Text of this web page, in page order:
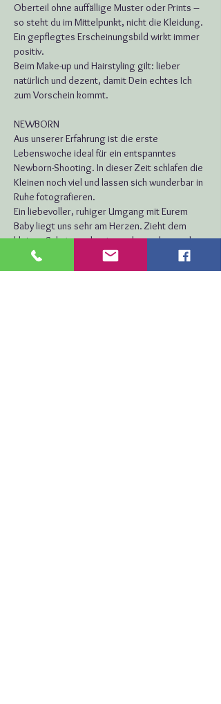
Oberteil ohne auffällige Muster oder Prints –
so steht du im Mittelpunkt, nicht die Kleidung.
Ein gepflegtes Erscheinungsbild wirkt immer
positiv.
Beim Make-up und Hairstyling gilt: lieber
natürlich und dezent, damit Dein echtes Ich
zum Vorschein kommt.
NEWBORN
Aus unserer Erfahrung ist die erste
Lebenswoche ideal für ein entspanntes
Newborn-Shooting. In dieser Zeit schlafen die
Kleinen noch viel und lassen sich wunderbar in
Ruhe fotografieren.
Ein liebevoller, ruhiger Umgang mit Eurem
Baby liegt uns sehr am Herzen. Zieht dem
kleinen Schatz am besten schon zuhause das
gewünschte Outfit an – so vermeiden wir
unnötiges Umziehen und der Termin bleibt